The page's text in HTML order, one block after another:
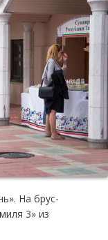
На брус­
3» из